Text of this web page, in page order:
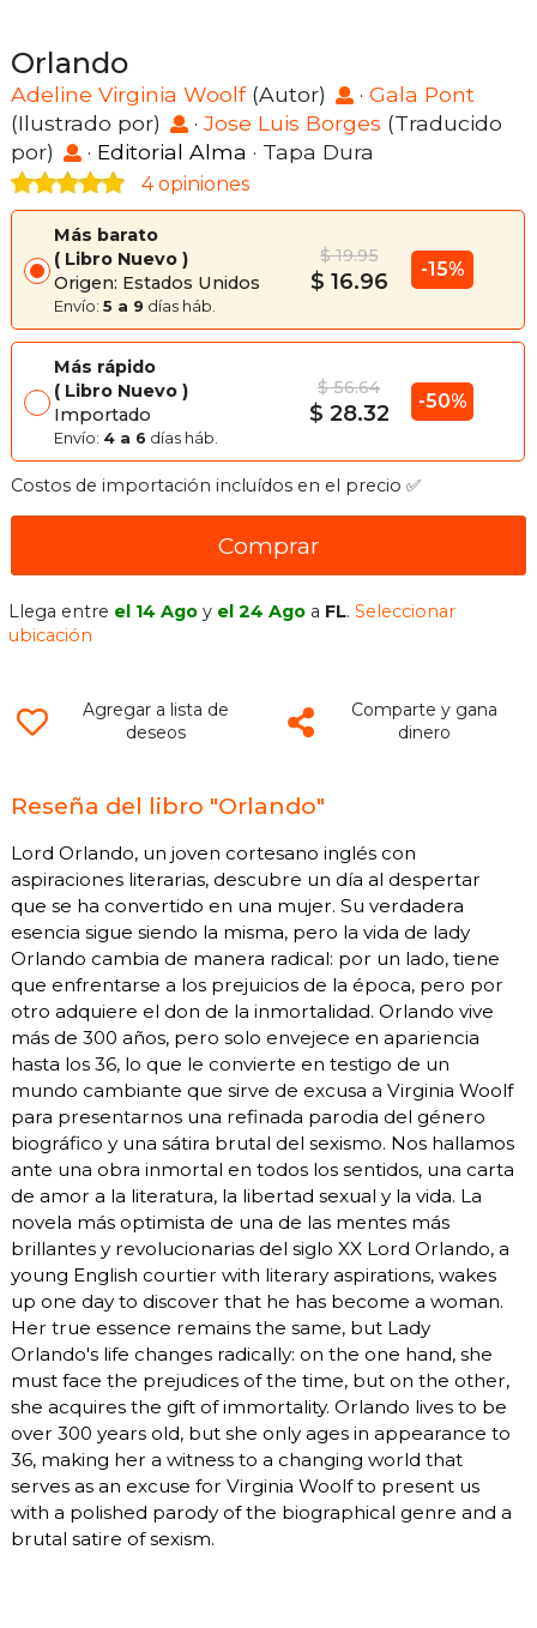
Orlando
Adeline Virginia Woolf(Autor) · Gala Pont
(Ilustrado por)
· Jose Luis Borges (Traducido
por)
· Editorial Alma · Tapa Dura
4 opiniones
Más barato
Libro Nuevo
Origen: Estados Unidos
Envío: 5 a 9 días háb.
$ 19.95
$ 16.96 -15%
Más rápido
Libro Nuevo
Importado
Envío: 4 a 6 días háb.
$ 56.64
$ 28.32 -50%
Costos de importación incluídos en el precio ✅
Comprar
Llega entre el 14 Ago y el 24 Ago a FL.Seleccionar
ubicación
Agregar a lista de
deseos
Comparte y gana
dinero
Reseña del libro "Orlando"
Lord Orlando, un joven cortesano inglés con
aspiraciones literarias, descubre un día al despertar
que se ha convertido en una mujer. Su verdadera
esencia sigue siendo la misma, pero la vida de lady
Orlando cambia de manera radical: por un lado, tiene
que enfrentarse a los prejuicios de la época, pero por
otro adquiere el don de la inmortalidad. Orlando vive
más de 300 años, pero solo envejece en apariencia
hasta los 36, lo que le convierte en testigo de un
mundo cambiante que sirve de excusa a Virginia Woolf
para presentarnos una refinada parodia del género
biográfico y una sátira brutal del sexismo. Nos hallamos
ante una obra inmortal en todos los sentidos, una carta
de amor a la literatura, la libertad sexual y la vida. La
novela más optimista de una de las mentes más
brillantes y revolucionarias del siglo XX Lord Orlando, a
young English courtier with literary aspirations, wakes
up one day to discover that he has become a woman.
Her true essence remains the same, but Lady
Orlando's life changes radically: on the one hand, she
must face the prejudices of the time, but on the other,
she acquires the gift of immortality. Orlando lives to be
over 300 years old, but she only ages in appearance to
36, making her a witness to a changing world that
serves as an excuse for Virginia Woolf to present us
with a polished parody of the biographical genre and a
brutal satire of sexism.